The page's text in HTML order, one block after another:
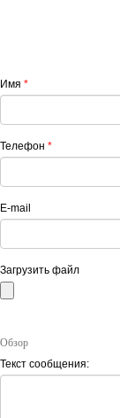
Имя *
Телефон *
E-mail
Загрузить файл
Обзор
Текст сообщения: